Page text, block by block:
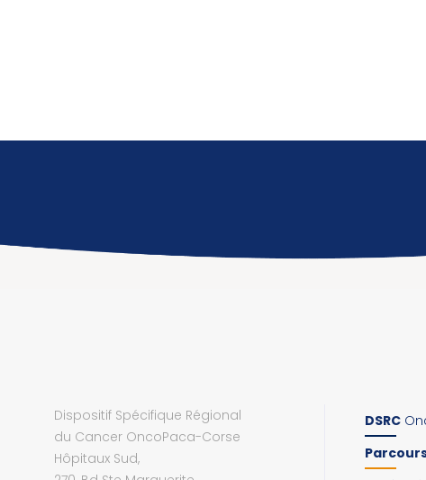
Dispositif Spécifique Régional
du Cancer OncoPaca-Corse
Hôpitaux Sud,
DSRC